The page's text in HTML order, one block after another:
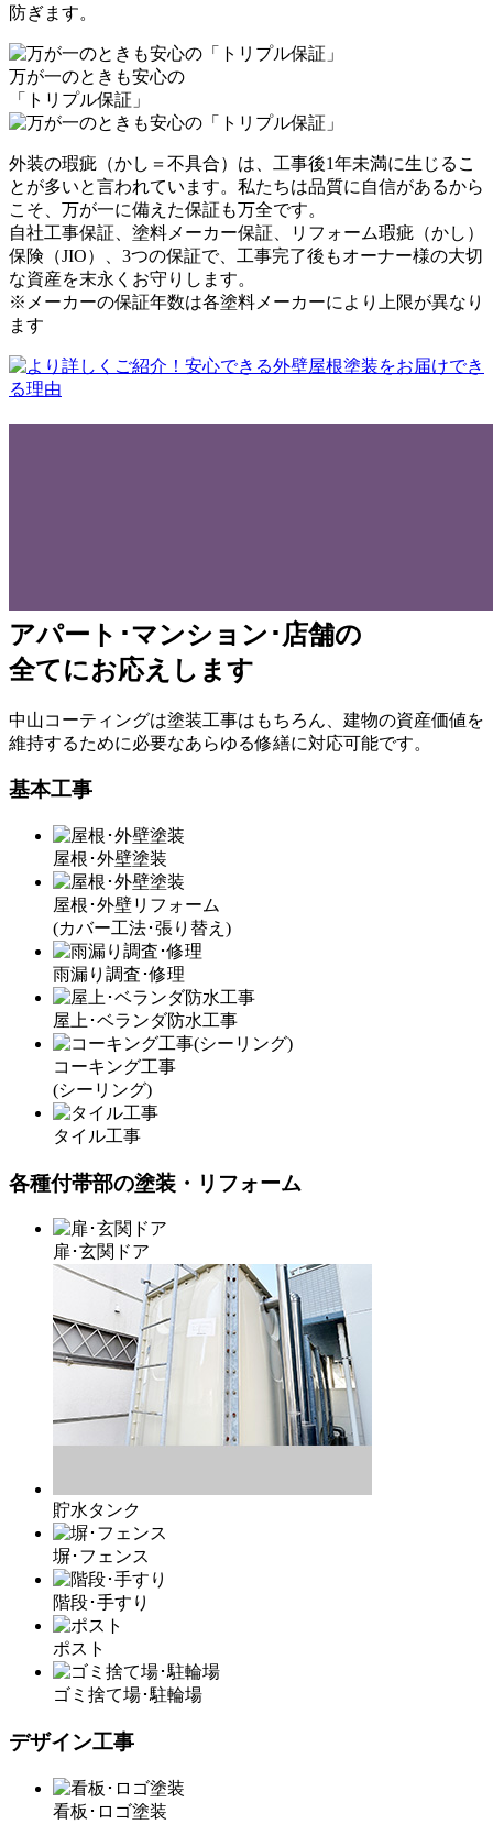
防ぎます。
万が一のときも安心の
「トリプル保証」
外装の瑕疵（かし＝不具合）は、工事後1年未満に生じるこ
とが多いと言われています。私たちは品質に自信があるから
こそ、万が一に備えた保証も万全です。
自社工事保証、塗料メーカー保証、リフォーム瑕疵（かし）
保険（JIO）
、3つの保証で、工事完了後もオーナー様の大切
な資産を末永くお守りします。
※メーカーの保証年数は各塗料メーカーにより上限が異なり
ます
アパート･マンション･店舗の
全てにお応えします
中山コーティングは塗装工事はもちろん、建物の資産価値を
維持するために必要なあらゆる修繕に対応可能です。
基本工事
屋根･外壁塗装
屋根･外壁リフォーム
(カバー工法･張り替え)
雨漏り調査･修理
屋上･ベランダ防水工事
コーキング工事
(シーリング)
タイル工事
各種付帯部の塗装・リフォーム
扉･玄関ドア
貯水タンク
塀･フェンス
階段･手すり
ポスト
ゴミ捨て場･駐輪場
デザイン工事
看板･ロゴ塗装